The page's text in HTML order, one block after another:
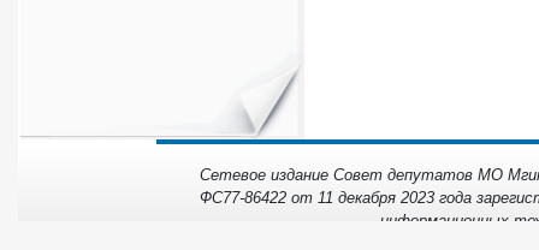
Сетевое издание Совет депутатов МО
ФС77-86422 от 11 декабря 2023 года
информационных